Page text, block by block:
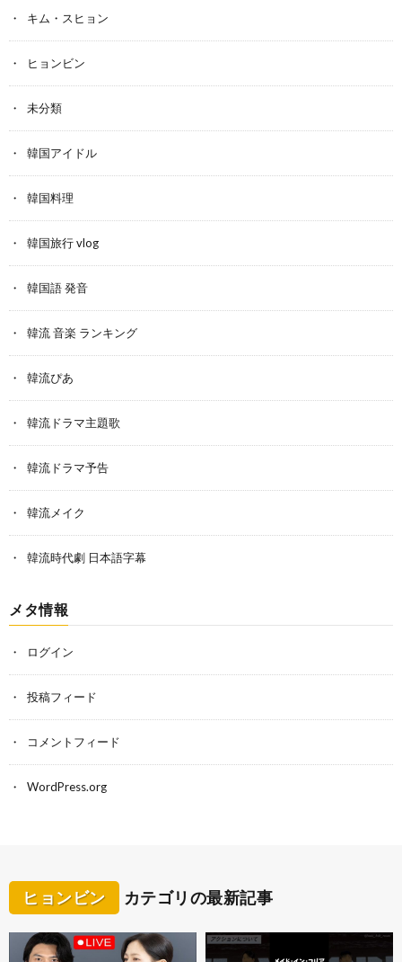
キム・スヒョン
ヒョンビン
未分類
韓国アイドル
韓国料理
韓国旅行 vlog
韓国語 発音
韓流 音楽 ランキング
韓流ぴあ
韓流ドラマ主題歌
韓流ドラマ予告
韓流メイク
韓流時代劇 日本語字幕
メタ情報
ログイン
投稿フィード
コメントフィード
WordPress.org
ヒョンビン カテゴリの最新記事